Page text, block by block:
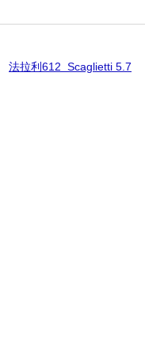
法拉利612 Scaglietti 5.7